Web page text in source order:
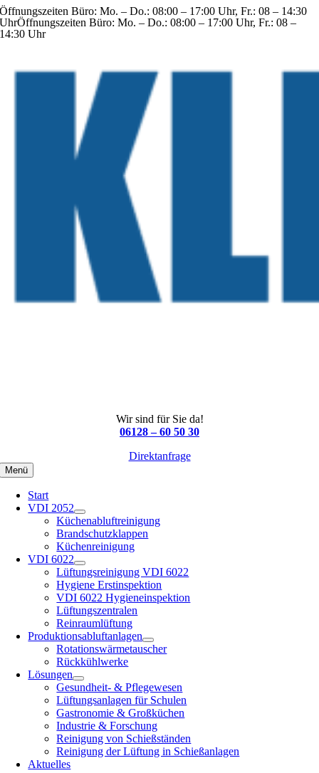
Zum
Inhalt
springen
Öffnungszeiten Büro: Mo. – Do.: 08:00 – 17:00 Uhr, Fr.: 08 – 14:30
UhrÖffnungszeiten Büro: Mo. – Do.: 08:00 – 17:00 Uhr, Fr.: 08 –
14:30 Uhr
Wir sind für Sie da!
06128 – 60 50 30
Direktanfrage
Menü
Start
VDI 2052
Küchenabluftreinigung
Brandschutzklappen
Küchenreinigung
VDI 6022
Lüftungsreinigung VDI 6022
Hygiene Erstinspektion
VDI 6022 Hygieneinspektion
Lüftungszentralen
Reinraumlüftung
Produktionsabluftanlagen
Rotationswärmetauscher
Rückkühlwerke
Lösungen
Gesundheit- & Pflegewesen
Lüftungsanlagen für Schulen
Gastronomie & Großküchen
Industrie & Forschung
Reinigung von Schießständen
Reinigung der Lüftung in Schießanlagen
Aktuelles